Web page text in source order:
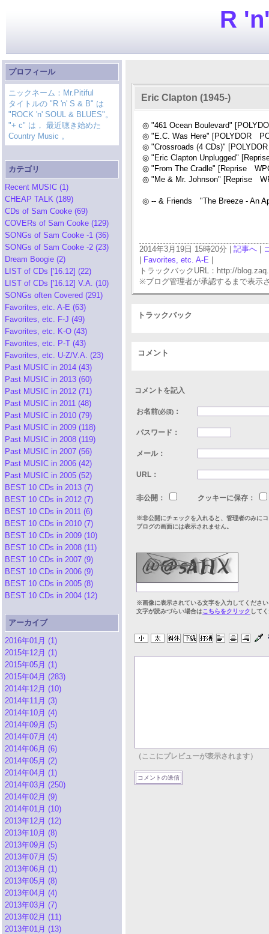
R
プロフィール
ニックネーム：Mr.Pitiful
タイトルの "R 'n' S & B" は
"ROCK 'n' SOUL & BLUES"。
"+ c" は， 最近聴き始めた
Country Music 。
カテゴリ
Recent MUSIC (1)
CHEAP TALK (189)
CDs of Sam Cooke (69)
COVERs of Sam Cooke (129)
SONGs of Sam Cooke -1 (36)
SONGs of Sam Cooke -2 (23)
Dream Boogie (2)
LIST of CDs ['16.12] (22)
LIST of CDs ['16.12] V.A. (10)
SONGs often Covered (291)
Favorites, etc. A-E (63)
Favorites, etc. F-J (49)
Favorites, etc. K-O (43)
Favorites, etc. P-T (43)
Favorites, etc. U-Z/V.A. (23)
Past MUSIC in 2014 (43)
Past MUSIC in 2013 (60)
Past MUSIC in 2012 (71)
Past MUSIC in 2011 (48)
Past MUSIC in 2010 (79)
Past MUSIC in 2009 (118)
Past MUSIC in 2008 (119)
Past MUSIC in 2007 (56)
Past MUSIC in 2006 (42)
Past MUSIC in 2005 (52)
BEST 10 CDs in 2013 (7)
BEST 10 CDs in 2012 (7)
BEST 10 CDs in 2011 (6)
BEST 10 CDs in 2010 (7)
BEST 10 CDs in 2009 (10)
BEST 10 CDs in 2008 (11)
BEST 10 CDs in 2007 (9)
BEST 10 CDs in 2006 (9)
BEST 10 CDs in 2005 (8)
BEST 10 CDs in 2004 (12)
アーカイブ
2016年01月 (1)
2015年12月 (1)
2015年05月 (1)
2015年04月 (283)
2014年12月 (10)
2014年11月 (3)
2014年10月 (4)
2014年09月 (5)
2014年07月 (4)
2014年06月 (6)
2014年05月 (2)
2014年04月 (1)
2014年03月 (250)
2014年02月 (9)
2014年01月 (10)
2013年12月 (12)
2013年10月 (8)
2013年09月 (5)
2013年07月 (5)
2013年06月 (1)
2013年05月 (8)
2013年04月 (4)
2013年03月 (7)
2013年02月 (11)
2013年01月 (13)
Eric Clapton (1945-)
◎ "461 Ocean Boulevard"
◎ "E.C. Was Here" [POLYDOR
◎ "Crossroads (4 CDs)"
◎ "Eric Clapton Unplugged"
◎ "From The Cradle" [Reprise
◎ "Me & Mr. Johnson" [Reprise
◎ -- & Friends "The Breeze - An
2014年3月19日 15時20分 | 記事へ
Favorites, etc. A-E
トラックバックURL：http://
※ブログ管理者が承認するまで表示
トラックバック
コメント
コメントを記入
お名前(必須) ：
パスワード：
メール：
URL：
非公開： クッキーに保存：
※非公開にチェックを入れると、管理者のみに
ブログの画面には表示されません。
※画像に表示されている文字を入力してくださ
文字が読みづらい場合はこちらをクリック して
（ここにプレビューが表示されます）